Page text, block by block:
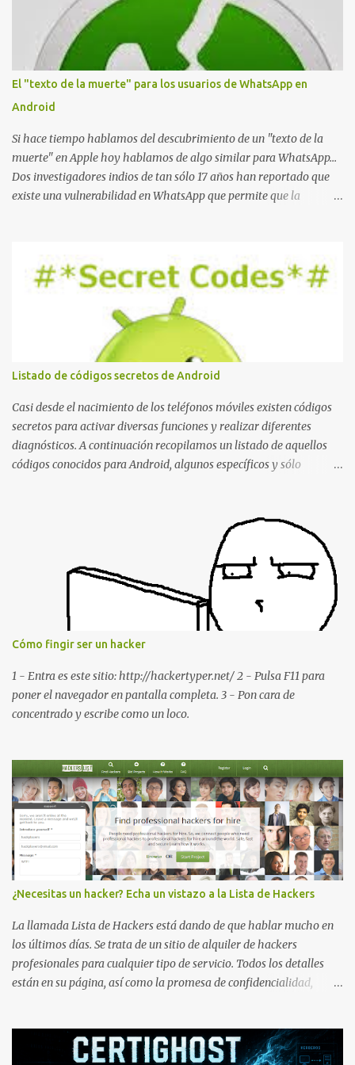
El "texto de la muerte" para los usuarios de WhatsApp en
Android
Si hace tiempo hablamos del descubrimiento de un "texto de la
muerte" en Apple hoy hablamos de algo similar para WhatsApp...
Dos investigadores indios de tan sólo 17 años han reportado que
existe una vulnerabilidad en WhatsApp que permite que la
La vulnerabilidad ha sido probada y funciona correctamente en la
mayoría de las versiones de Android y de WhatsApp incluyendo la
2.11.431 y 2.11.432. Sin embargo todavía no se ha probado en iOS y
Windows no parece ser vulnerable. Esto podría provocar que se
extienda como una pesada broma la moda de bloquear WhatsApp
a otras personas, cuyo modo de recuperar el uso de la misma sería
borrando la conversación y el historial de chat con quien
estábamos conversando. Imaginad que ocurre si este mensaje se
envía a un grupo... Fuente: Crash Your Friends' WhatsApp
Remotely with Just a Message
Listado de códigos secretos de Android
Casi desde el nacimiento de los teléfonos móviles existen códigos
secretos para activar diversas funciones y realizar diferentes
diagnósticos. A continuación recopilamos un listado de aquellos
códigos conocidos para Android, algunos específicos y sólo
IMEI del dispositivo *#*#1111#*#* : Información sobre la versión
de software FTA *#*#2222#*#* : Información sobre la v ersión
del hardware FTA *#*#1234#*#* : Información sobre la versión
de software PDA y de firmware *#*#232337#*#* : Muestra la
dirección Bluetooth del smartphone *#*#232338#*#* : Muestra
la dirección MAC del la tarjeta WiFi del dispositivo *#*#2663#*#*
: Visualiza la versión de la pantalla táctil del smartphone
*#*#3264#*#* : Muestra que versión de memoria RAM está
disponible en el smartphone o la tablet *#*#34971539#*#* :
Visualiza la información detallada d...
Cómo fingir ser un hacker
1 - Entra es este sitio: http://hackertyper.net/ 2 - Pulsa F11 para
poner el navegador en pantalla completa. 3 - Pon cara de
concentrado y escribe como un loco.
¿Necesitas un hacker? Echa un vistazo a la Lista de Hackers
La llamada Lista de Hackers está dando de que hablar mucho en
los últimos días. Se trata de un sitio de alquiler de hackers
profesionales para cualquier tipo de servicio. Todos los detalles
están en su página, así como la promesa de confidencialidad,
contratados desde la plataforma. En el sitio se asegura de que
Lista de Hackers, con identidades desconocidas, fue creada para un